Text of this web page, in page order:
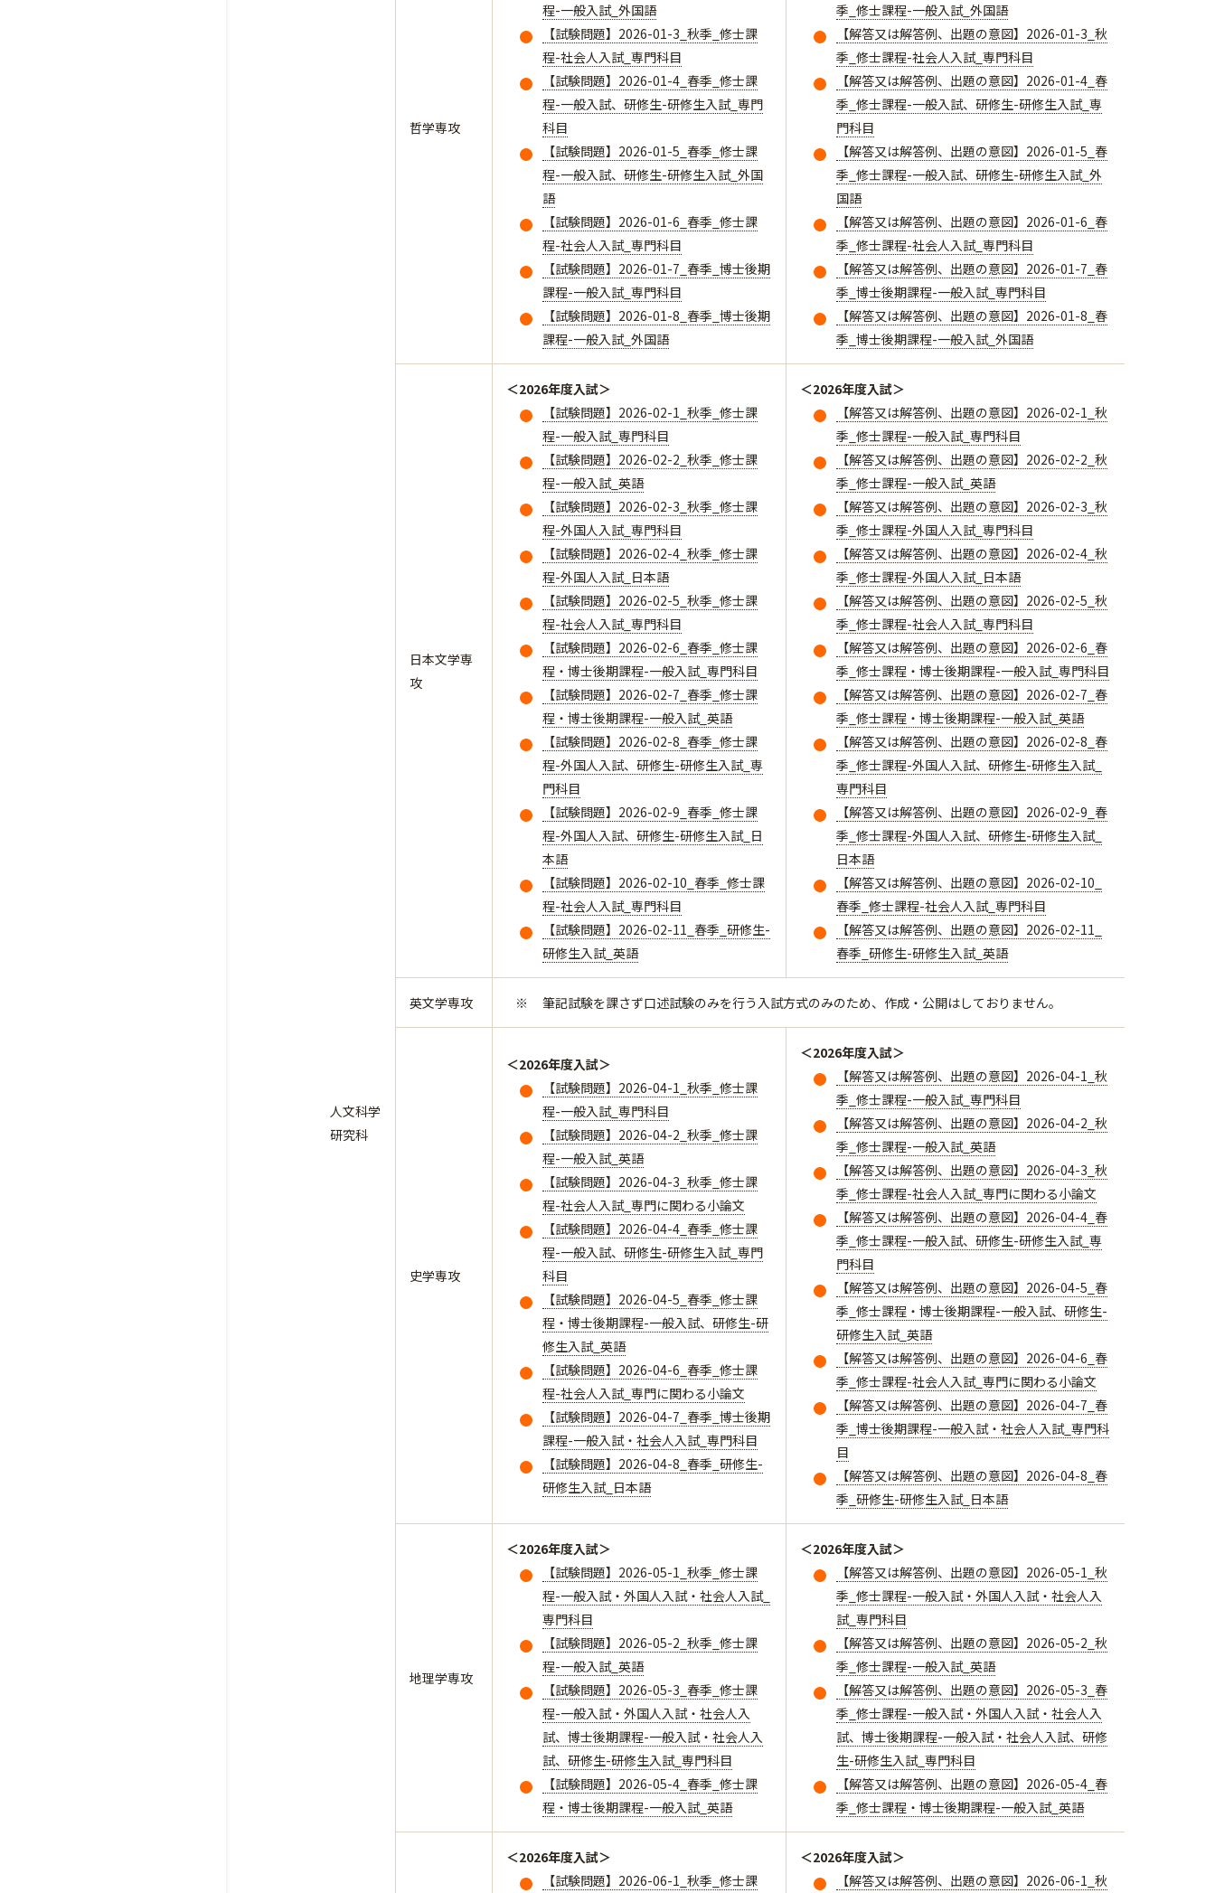
人文科学
研究科
哲学専攻
程-一般入試_外国語
【試験問題】2026-01-3_秋季_修士課
程-社会人入試_専門科目
【試験問題】2026-01-4_春季_修士課
程-一般入試、研修生-研修生入試_専門
科目
【試験問題】2026-01-5_春季_修士課
程-一般入試、研修生-研修生入試_外国
語
【試験問題】2026-01-6_春季_修士課
程-社会人入試_専門科目
【試験問題】2026-01-7_春季_博士後期
課程-一般入試_専門科目
【試験問題】2026-01-8_春季_博士後期
課程-一般入試_外国語
季_修士課程-一般入試_外国語
【解答又は解答例、出題の意図】2026-01-3_秋
季_修士課程-社会人入試_専門科目
【解答又は解答例、出題の意図】2026-01-4_春
季_修士課程-一般入試、研修生-研修生入試_専
門科目
【解答又は解答例、出題の意図】2026-01-5_春
季_修士課程-一般入試、研修生-研修生入試_外
国語
【解答又は解答例、出題の意図】2026-01-6_春
季_修士課程-社会人入試_専門科目
【解答又は解答例、出題の意図】2026-01-7_春
季_博士後期課程-一般入試_専門科目
【解答又は解答例、出題の意図】2026-01-8_春
季_博士後期課程-一般入試_外国語
日本文学専
攻
＜2026年度入試＞
【試験問題】2026-02-1_秋季_修士課
程-一般入試_専門科目
【試験問題】2026-02-2_秋季_修士課
程-一般入試_英語
【試験問題】2026-02-3_秋季_修士課
程-外国人入試_専門科目
【試験問題】2026-02-4_秋季_修士課
程-外国人入試_日本語
【試験問題】2026-02-5_秋季_修士課
程-社会人入試_専門科目
【試験問題】2026-02-6_春季_修士課
程・博士後期課程-一般入試_専門科目
【試験問題】2026-02-7_春季_修士課
程・博士後期課程-一般入試_英語
【試験問題】2026-02-8_春季_修士課
程-外国人入試、研修生-研修生入試_専
門科目
【試験問題】2026-02-9_春季_修士課
程-外国人入試、研修生-研修生入試_日
本語
【試験問題】2026-02-10_春季_修士課
程-社会人入試_専門科目
【試験問題】2026-02-11_春季_研修生-
研修生入試_英語
＜2026年度入試＞
【解答又は解答例、出題の意図】2026-02-1_秋
季_修士課程-一般入試_専門科目
【解答又は解答例、出題の意図】2026-02-2_秋
季_修士課程-一般入試_英語
【解答又は解答例、出題の意図】2026-02-3_秋
季_修士課程-外国人入試_専門科目
【解答又は解答例、出題の意図】2026-02-4_秋
季_修士課程-外国人入試_日本語
【解答又は解答例、出題の意図】2026-02-5_秋
季_修士課程-社会人入試_専門科目
【解答又は解答例、出題の意図】2026-02-6_春
季_修士課程・博士後期課程-一般入試_専門科目
【解答又は解答例、出題の意図】2026-02-7_春
季_修士課程・博士後期課程-一般入試_英語
【解答又は解答例、出題の意図】2026-02-8_春
季_修士課程-外国人入試、研修生-研修生入試_
専門科目
【解答又は解答例、出題の意図】2026-02-9_春
季_修士課程-外国人入試、研修生-研修生入試_
日本語
【解答又は解答例、出題の意図】2026-02-10_
春季_修士課程-社会人入試_専門科目
【解答又は解答例、出題の意図】2026-02-11_
春季_研修生-研修生入試_英語
英文学専攻 筆記試験を課さず口述試験のみを行う入試方式のみのため、作成・公開はしておりません。
史学専攻
＜2026年度入試＞
【試験問題】2026-04-1_秋季_修士課
程-一般入試_専門科目
【試験問題】2026-04-2_秋季_修士課
程-一般入試_英語
【試験問題】2026-04-3_秋季_修士課
程-社会人入試_専門に関わる小論文
【試験問題】2026-04-4_春季_修士課
程-一般入試、研修生-研修生入試_専門
科目
【試験問題】2026-04-5_春季_修士課
程・博士後期課程-一般入試、研修生-研
修生入試_英語
【試験問題】2026-04-6_春季_修士課
程-社会人入試_専門に関わる小論文
【試験問題】2026-04-7_春季_博士後期
課程-一般入試・社会人入試_専門科目
【試験問題】2026-04-8_春季_研修生-
研修生入試_日本語
＜2026年度入試＞
【解答又は解答例、出題の意図】2026-04-1_秋
季_修士課程-一般入試_専門科目
【解答又は解答例、出題の意図】2026-04-2_秋
季_修士課程-一般入試_英語
【解答又は解答例、出題の意図】2026-04-3_秋
季_修士課程-社会人入試_専門に関わる小論文
【解答又は解答例、出題の意図】2026-04-4_春
季_修士課程-一般入試、研修生-研修生入試_専
門科目
【解答又は解答例、出題の意図】2026-04-5_春
季_修士課程・博士後期課程-一般入試、研修生-
研修生入試_英語
【解答又は解答例、出題の意図】2026-04-6_春
季_修士課程-社会人入試_専門に関わる小論文
【解答又は解答例、出題の意図】2026-04-7_春
季_博士後期課程-一般入試・社会人入試_専門科
目
【解答又は解答例、出題の意図】2026-04-8_春
季_研修生-研修生入試_日本語
地理学専攻
＜2026年度入試＞
【試験問題】2026-05-1_秋季_修士課
程-一般入試・外国人入試・社会人入試_
専門科目
【試験問題】2026-05-2_秋季_修士課
程-一般入試_英語
【試験問題】2026-05-3_春季_修士課
程-一般入試・外国人入試・社会人入
試、博士後期課程-一般入試・社会人入
試、研修生-研修生入試_専門科目
【試験問題】2026-05-4_春季_修士課
程・博士後期課程-一般入試_英語
＜2026年度入試＞
【解答又は解答例、出題の意図】2026-05-1_秋
季_修士課程-一般入試・外国人入試・社会人入
試_専門科目
【解答又は解答例、出題の意図】2026-05-2_秋
季_修士課程-一般入試_英語
【解答又は解答例、出題の意図】2026-05-3_春
季_修士課程-一般入試・外国人入試・社会人入
試、博士後期課程-一般入試・社会人入試、研修
生-研修生入試_専門科目
【解答又は解答例、出題の意図】2026-05-4_春
季_修士課程・博士後期課程-一般入試_英語
＜2026年度入試＞
【試験問題】2026-06-1_秋季_修士課
＜2026年度入試＞
【解答又は解答例、出題の意図】2026-06-1_秋